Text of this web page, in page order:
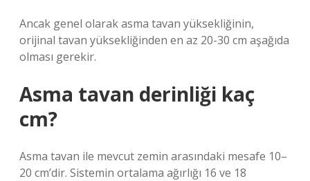
Ancak genel olarak asma tavan yüksekliğinin,
orijinal tavan yüksekliğinden en az 20-30 cm aşağıda
olması gerekir.
Asma tavan derinliği kaç
cm?
Asma tavan ile mevcut zemin arasındaki mesafe 10–
20 cm’dir. Sistemin ortalama ağırlığı 16 ve 18